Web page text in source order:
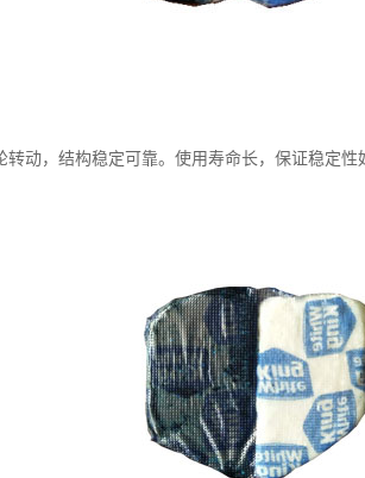
动，结构稳定可靠。使用寿命长，保证稳定性